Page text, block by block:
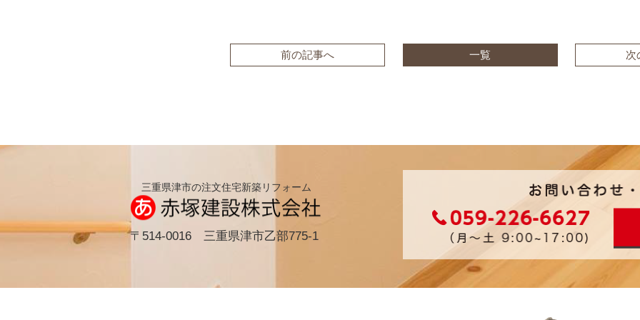
前の記事へ 一覧 次
三重県津市の注文住宅新築リフォーム
〒514-0016 三重県津市乙部775-1